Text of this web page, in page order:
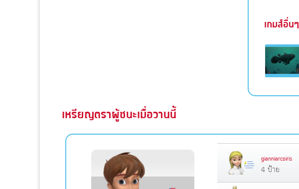
เกมส์อื่นๆ
เหรียญตราผู้ชนะเมื่อวานนี้
gianniarcoiris
4 ป้าย